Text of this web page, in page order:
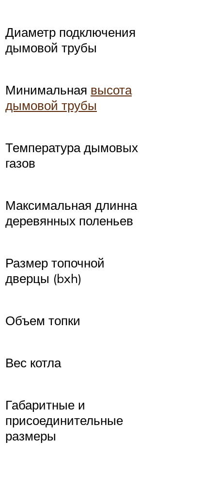
Диаметр подключения
дымовой трубы
Минимальная высота
дымовой трубы
Температура дымовых
газов
Максимальная длинна
деревянных поленьев
Размер топочной
дверцы (bxh)
Объем топки
Вес котла
Габаритные и
присоединительные
размеры